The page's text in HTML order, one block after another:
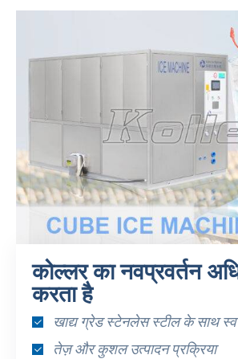
कोल्लर का नवप्रवर्तन
करता है
खाद्य ग्रेड स्टेनलेस स्टील के साथ
तेज़ और कुशल उत्पादन प्रक्रिया